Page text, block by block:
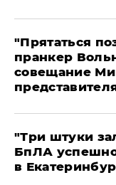
"Прятаться
пранкер
совещание
"Три штуки
БпЛА
в